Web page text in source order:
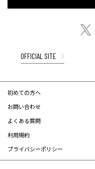
OFFICIAL SITE
初めての方へ
お問い合わせ
よくある質問
利用規約
プライバシーポリシー